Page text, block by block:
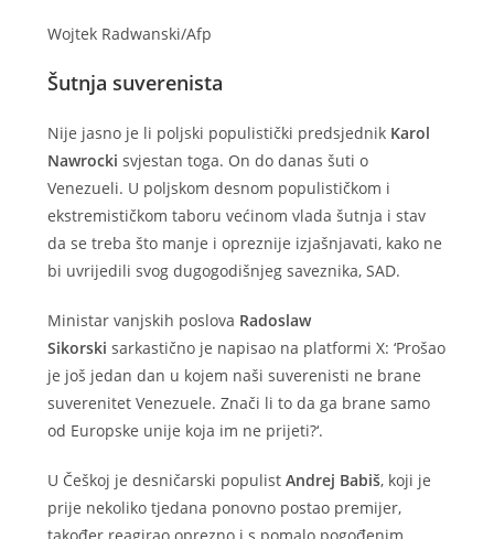
Wojtek Radwanski/Afp
Šutnja suverenista
Nije jasno je li poljski populistički predsjednik Karol
Nawrocki svjestan toga. On do danas šuti o
Venezueli. U poljskom desnom populističkom i
ekstremističkom taboru većinom vlada šutnja i stav
da se treba što manje i opreznije izjašnjavati, kako ne
bi uvrijedili svog dugogodišnjeg saveznika, SAD.
Ministar vanjskih poslova Radoslaw
Sikorski sarkastično je napisao na platformi X: ‘Prošao
je još jedan dan u kojem naši suverenisti ne brane
suverenitet Venezuele. Znači li to da ga brane samo
od Europske unije koja im ne prijeti?‘.
U Češkoj je desničarski populist Andrej Babiš, koji je
prije nekoliko tjedana ponovno postao premijer,